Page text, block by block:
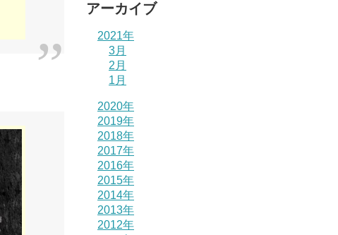
アーカイブ
2021年
3月
2月
1月
2020年
2019年
2018年
2017年
2016年
2015年
2014年
2013年
2012年